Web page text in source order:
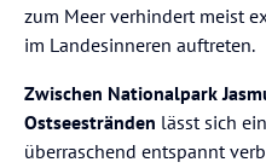
zum Meer verhindert meist
im Landesinneren auftreten.
Zwischen Nationalpark
Ostseestränden lässt sich
überraschend entspannt